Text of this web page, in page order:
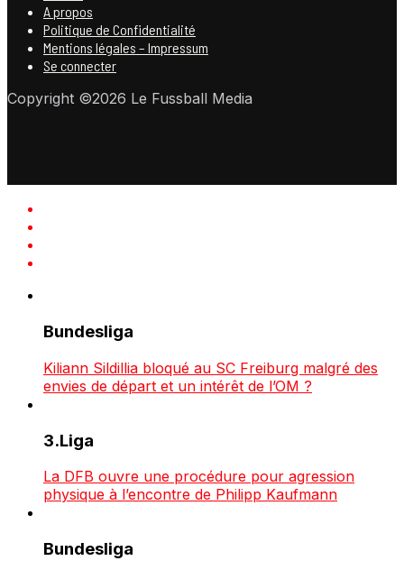
A propos
Politique de Confidentialité
Mentions légales – Impressum
Se connecter
Copyright ©2026 Le Fussball Media
Bundesliga
Kiliann Sildillia bloqué au SC Freiburg malgré des
envies de départ et un intérêt de l’OM ?
3.Liga
La DFB ouvre une procédure pour agression
physique à l’encontre de Philipp Kaufmann
Bundesliga